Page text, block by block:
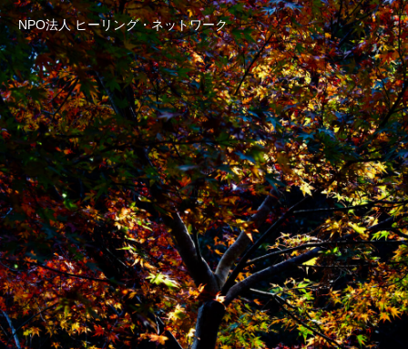
NPO法人 ヒーリング・ネットワーク